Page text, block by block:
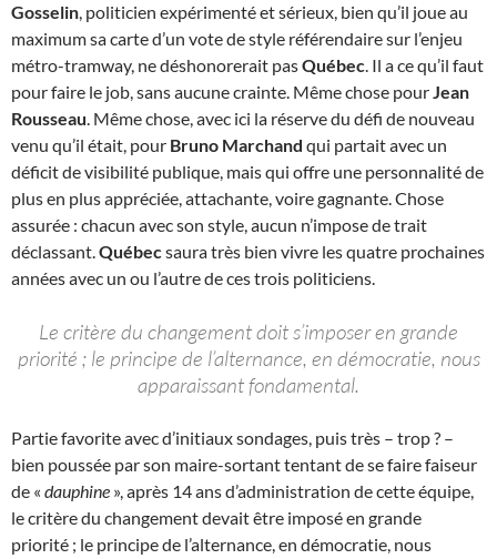
Gosselin, politicien expérimenté et sérieux, bien qu’il joue au
maximum sa carte d’un vote de style référendaire sur l’enjeu
métro-tramway, ne déshonorerait pasQuébec. Il a ce qu’il faut
pour faire le job, sans aucune crainte. Même chose pourJean
Rousseau. Même chose, avec ici la réserve du défi de nouveau
venu qu’il était, pour Bruno Marchand qui partait avec un
déficit de visibilité publique, mais qui offre une personnalité de
plus en plus appréciée, attachante, voire gagnante. Chose
assurée : chacun avec son style, aucun n’impose de trait
déclassant.Québecsaura très bien vivre les quatre prochaines
années avec un ou l’autre de ces trois politiciens.
Le critère du changement doit s’imposer en grande
priorité ; le principe de l’alternance, en démocratie, nous
apparaissant fondamental.
Partie favorite avec d’initiaux sondages, puis très – trop ? –
bien poussée par son maire-sortant tentant de se faire faiseur
de « dauphine », après 14 ans d’administration de cette équipe,
le critère du changement devait être imposé en grande
priorité ; le principe de l’alternance, en démocratie, nous